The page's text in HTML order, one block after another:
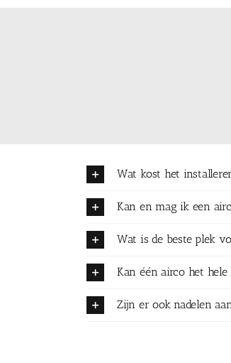
Wat kost het
Kan en mag ik een
Wat is de beste plek
Kan één airco het hele
Zijn er ook nadelen